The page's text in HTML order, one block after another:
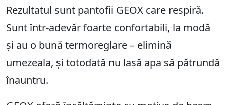
Rezultatul sunt pantofii GEOX care respiră.
Sunt într-adevăr foarte confortabili, la modă
și au o bună termoreglare – elimină
umezeala, și totodată nu lasă apa să pătrundă
înauntru.